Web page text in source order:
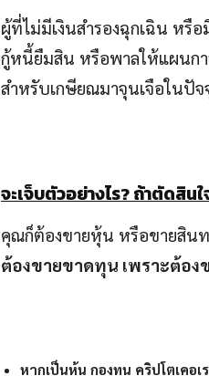
ผู้ที่ไม่มีเงินสำรองฉุกเฉิน ห
กู้หนี้ยืมสิน หรือพาลให้แผนกา
สำหรับเกษียณมาจุนเจือในปั
จะเจ็บตัวอย่างไร? ถ้าตัดสิน
คุณก็ต้องขายหุ้น หรือขายสิน
ต้องขายขาดทุน เพราะต้อง
หากเป็นหุ้น กองทุน คริปโตเคอเ